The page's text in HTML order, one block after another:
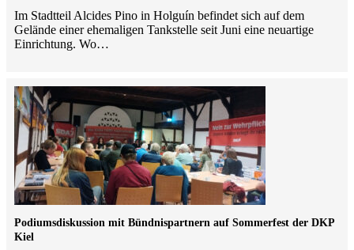
Im Stadtteil Alcides Pino in Holguín befindet sich auf dem
Gelände einer ehemaligen Tankstelle seit Juni eine neuartige
Einrichtung. Wo…
Podiumsdiskussion mit Bündnispartnern auf Sommerfest der DKP
Kiel